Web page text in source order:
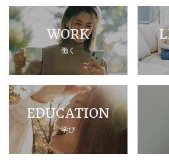
WORK
働く
EDUCATION
学び